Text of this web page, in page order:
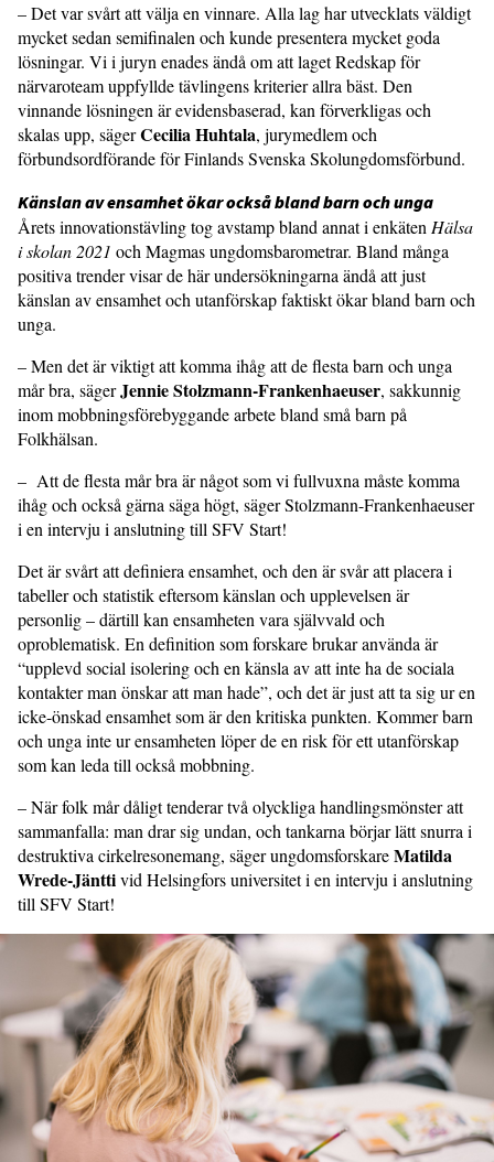
– Det var svårt att välja en vinnare. Alla lag har utvecklats väldigt
mycket sedan semifinalen och kunde presentera mycket goda
lösningar. Vi i juryn enades ändå om att laget Redskap för
närvaroteam uppfyllde tävlingens kriterier allra bäst. Den
vinnande lösningen är evidensbaserad, kan förverkligas och
skalas upp, sägerCecilia Huhtala, jurymedlem och
förbundsordförande för Finlands Svenska Skolungdomsförbund.
Känslan av ensamhet ökar också bland barn och unga
Årets innovationstävling tog avstamp bland annat i enkätenHälsa
i skolan 2021 och Magmas ungdomsbarometrar. Bland många
positiva trender visar de här undersökningarna ändå att just
känslan av ensamhet och utanförskap faktiskt ökar bland barn och
unga.
– Men det är viktigt att komma ihåg att de flesta barn och unga
mår bra, sägerJennie Stolzmann-Frankenhaeuser, sakkunnig
inom mobbningsförebyggande arbete bland små barn på
Folkhälsan.
– Att de flesta mår bra är något som vi fullvuxna måste komma
ihåg och också gärna säga högt, säger Stolzmann-Frankenhaeuser
i en intervju i anslutning till SFV Start!
Det är svårt att definiera ensamhet, och den är svår att placera i
tabeller och statistik eftersom känslan och upplevelsen är
personlig – därtill kan ensamheten vara självvald och
oproblematisk. En definition som forskare brukar använda är
“upplevd social isolering och en känsla av att inte ha de sociala
kontakter man önskar att man hade”, och det är just att ta sig ur en
icke-önskad ensamhet som är den kritiska punkten. Kommer barn
och unga inte ur ensamheten löper de en risk för ett utanförskap
som kan leda till också mobbning.
– När folk mår dåligt tenderar två olyckliga handlingsmönster att
sammanfalla: man drar sig undan, och tankarna börjar lätt snurra i
destruktiva cirkelresonemang, säger ungdomsforskareMatilda
Wrede-Jänttivid Helsingfors universitet i en intervju i anslutning
till SFV Start!